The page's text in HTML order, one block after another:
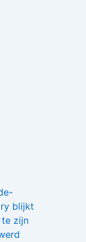
blijkt
zijn